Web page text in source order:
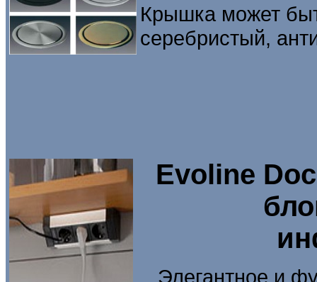
Крышка может
серебристый,
Evoline
Элегантное и